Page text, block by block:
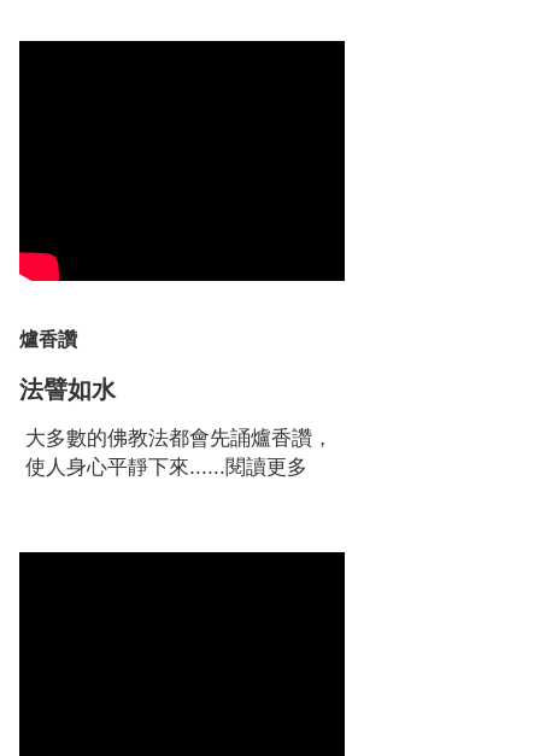
爐香讚
法譬如水
大多數的佛教法都會先誦爐香讚，
使人身心平靜下來......閱讀更多